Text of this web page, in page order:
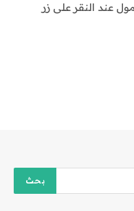
عند النقر على زر